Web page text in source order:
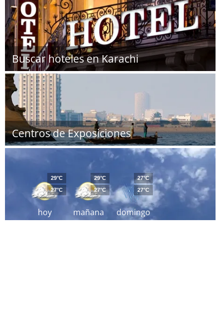
Buscar hoteles en Karachi
Centros de Exposiciones
hoy
29°C
27°C
mañana
29°C
27°C
domingo
27°C
27°C